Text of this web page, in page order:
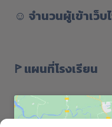
☺︎ จำนวนผู้เข้าเว็บ
ꚰ แผนที่โรงเรียน